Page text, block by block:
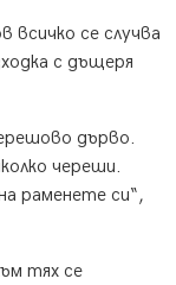
се случва
с дъщеря
дърво.
череши.
раменете си“,
тях се